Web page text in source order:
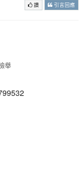
讚 引言回應
舉